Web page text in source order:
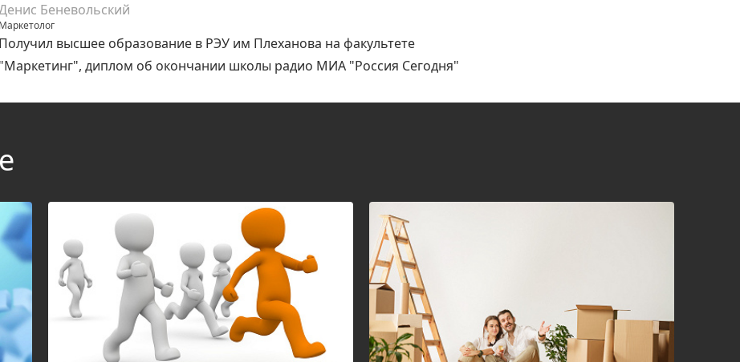
Беневольский
Маркетолог
Получил высшее образование в РЭУ им Плеханова на факультете
"Маркетинг", диплом об окончании школы радио МИА "Россия Сегодня"